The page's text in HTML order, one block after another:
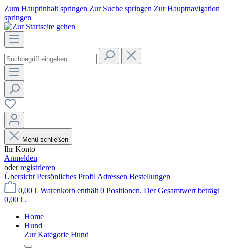
Zum Hauptinhalt springen Zur Suche springen Zur Hauptnavigation
springen
Menü schließen
Ihr Konto
Anmelden
oderregistrieren
Übersicht Persönliches Profil Adressen Bestellungen
0,00 € Warenkorb enthält 0 Positionen. Der Gesamtwert beträgt
0,00 €.
Home
Hund
Zur Kategorie Hund